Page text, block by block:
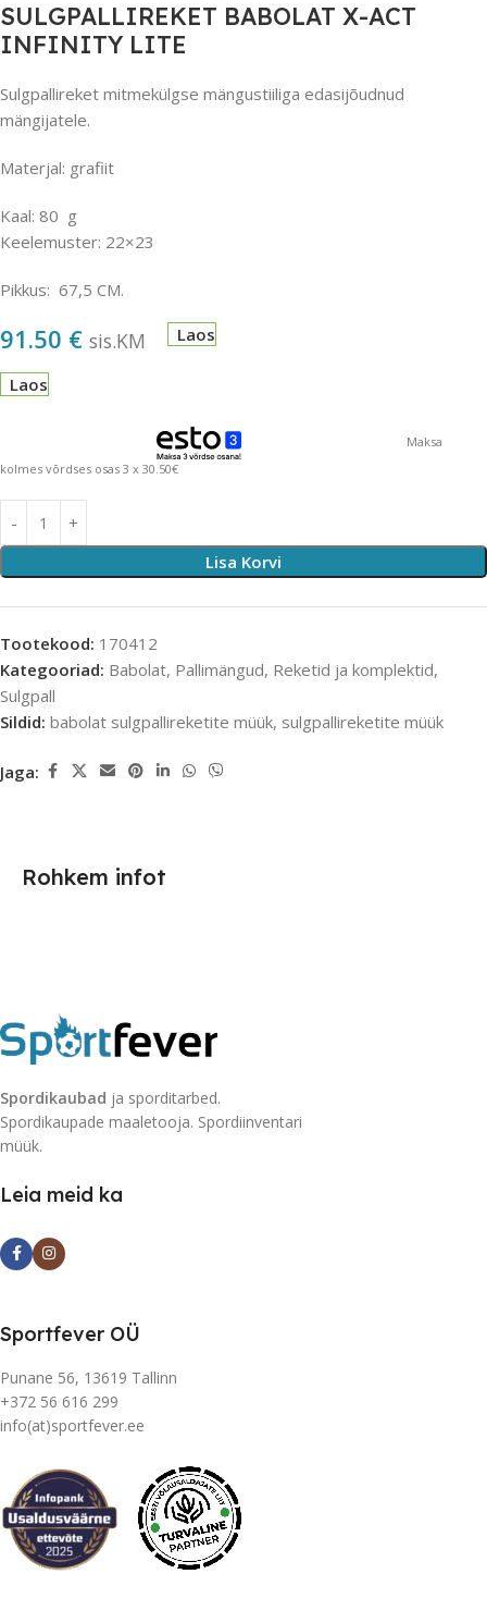
SULGPALLIREKET BABOLAT X-ACT
INFINITY LITE
Sulgpallireket mitmekülgse mängustiiliga edasijõudnud
mängijatele.
Materjal: grafiit
Kaal: 80 g
Keelemuster: 22×23
Pikkus: 67,5 CM.
91.50 € sis.KM Laos
Laos
Maksa
kolmes võrdses osas 3 x 30.50€
Lisa Korvi
Tootekood: 170412
Kategooriad: Babolat, Pallimängud, Reketid ja komplektid,
Sulgpall
Sildid: babolat sulgpallireketite müük, sulgpallireketite müük
Jaga:
Rohkem infot
Spordikaubad ja sporditarbed.
Spordikaupade maaletooja. Spordiinventari
müük.
Leia meid ka
Sportfever OÜ
Punane 56, 13619 Tallinn
+372 56 616 299
info(at)sportfever.ee